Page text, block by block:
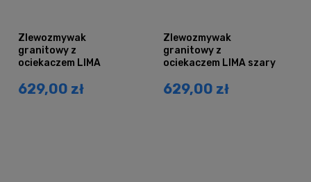
Zlewozmywak
granitowy z
ociekaczem LIMA
629,00 zł
Zlewozmywak
granitowy z
ociekaczem LIMA szary
629,00 zł